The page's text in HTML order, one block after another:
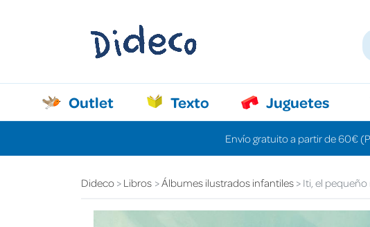
Outlet Texto Juguetes
Envío gratuito a partir de 60€
Dideco Libros Álbumes ilustrados infantiles Iti, el